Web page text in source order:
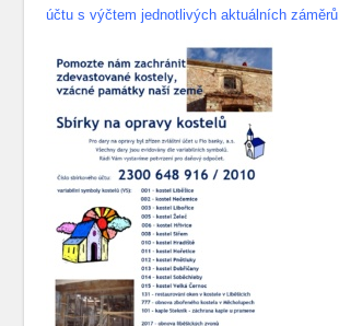
účtu s výčtem jednotlivých aktuálních záměrů.